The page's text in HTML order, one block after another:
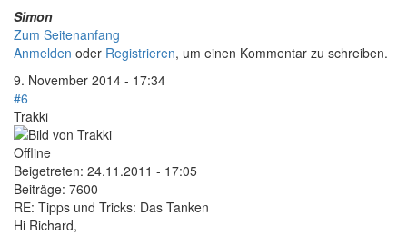
Simon
Zum Seitenanfang
Anmelden oder Registrieren, um einen Kommentar zu schreiben.
9. November 2014 - 17:34
#6
Trakki
Offline
Beigetreten: 24.11.2011 - 17:05
Beiträge: 7600
RE: Tipps und Tricks: Das Tanken
Hi Richard,